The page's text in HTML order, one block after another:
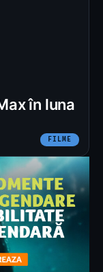
în luna
FILME